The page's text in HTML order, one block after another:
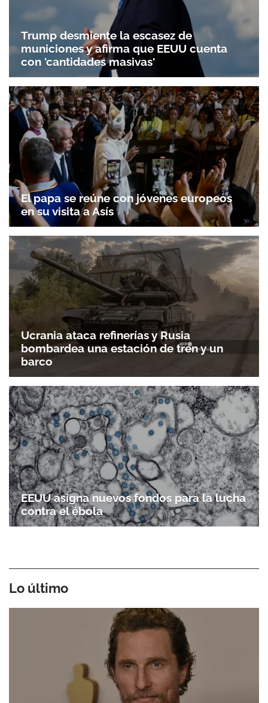
Trump desmiente la escasez de
municiones y afirma que EEUU cuenta
con 'cantidades masivas'
El papa se reúne con jóvenes europeos
en su visita a Asís
Ucrania ataca refinerías y Rusia
bombardea una estación de tren y un
barco
EEUU asigna nuevos fondos para la lucha
contra el ébola
Lo último